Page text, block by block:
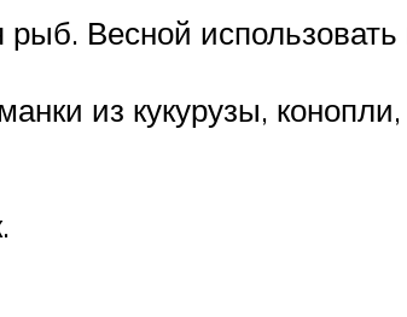
Весной
из кукурузы, конопли,